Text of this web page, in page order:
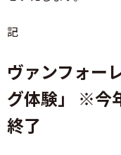
記
ヴァンフォー
グ体験」 ※今
終了